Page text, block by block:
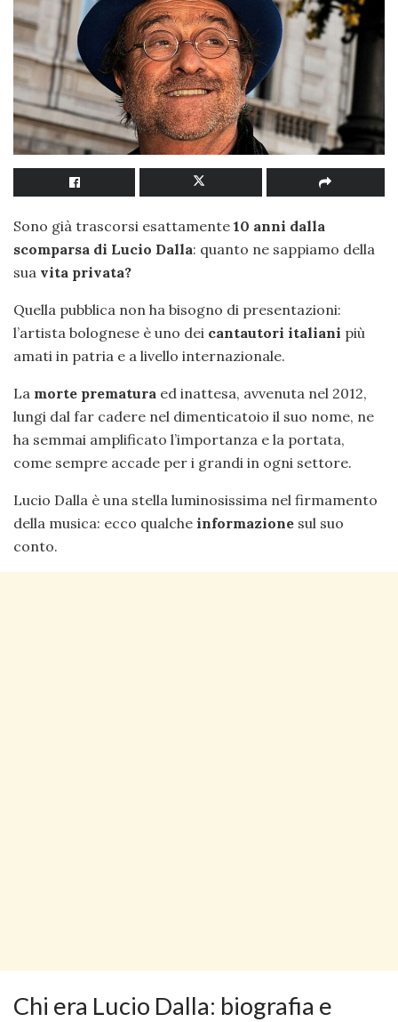
Sono già trascorsi esattamente 10 anni dalla
scomparsa di Lucio Dalla: quanto ne sappiamo della
sua vita privata?
Quella pubblica non ha bisogno di presentazioni:
l’artista bolognese è uno dei cantautori italiani più
amati in patria e a livello internazionale.
La morte prematura ed inattesa, avvenuta nel 2012,
lungi dal far cadere nel dimenticatoio il suo nome, ne
ha semmai amplificato l’importanza e la portata,
come sempre accade per i grandi in ogni settore.
Lucio Dalla è una stella luminosissima nel firmamento
della musica: ecco qualche informazione sul suo
conto.
Chi era Lucio Dalla: biografia e